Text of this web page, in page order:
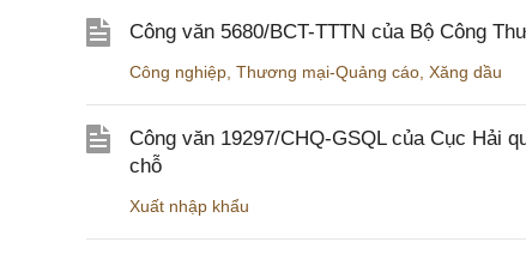
Công văn 5680/BCT-TTTN của Bộ Công
Công nghiệp Thương mại-Quảng cáo Xăng dầu
Công văn 19297/CHQ-GSQL của Cục Hải
chỗ
Xuất nhập khẩu